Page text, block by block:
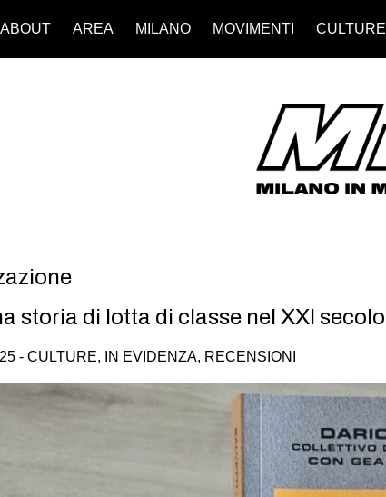
ABOUT AREA MILANO MOVIMENTI CULTURE
storia di lotta di classe nel XXI secolo
- CULTURE, IN EVIDENZA, RECENSIONI